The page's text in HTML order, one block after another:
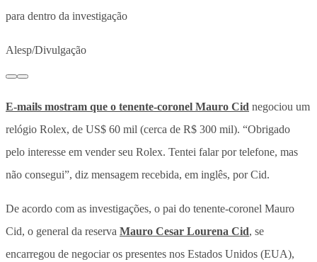
para dentro da investigação
Alesp/Divulgação
E-mails mostram que o tenente-coronel Mauro Cid negociou um
relógio Rolex, de US$ 60 mil (cerca de R$ 300 mil). “Obrigado
pelo interesse em vender seu Rolex. Tentei falar por telefone, mas
não consegui”, diz mensagem recebida, em inglês, por Cid.
De acordo com as investigações, o pai do tenente-coronel Mauro
Cid, o general da reserva Mauro Cesar Lourena Cid, se
encarregou de negociar os presentes nos Estados Unidos (EUA),